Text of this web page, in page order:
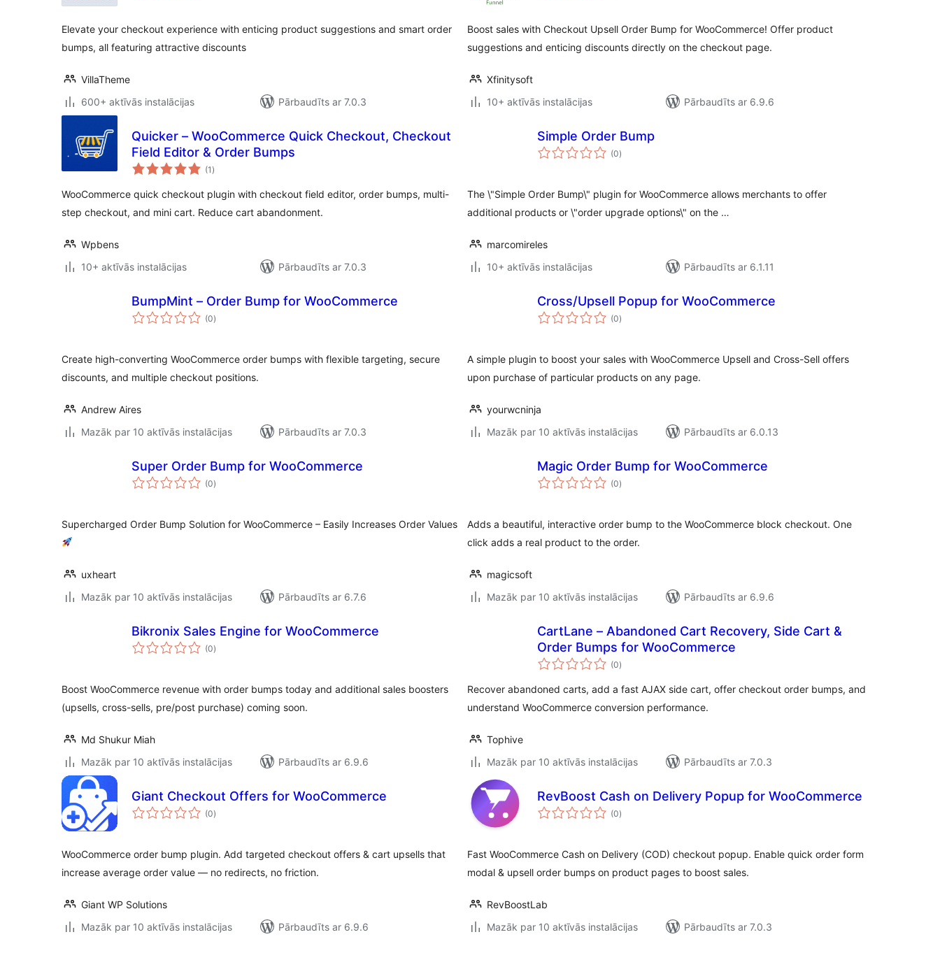
Elevate your checkout experience with enticing product suggestions and smart order
bumps, all featuring attractive discounts
VillaTheme
600+ aktīvās instalācijas
Pārbaudīts ar 7.0.3
Boost sales with Checkout Upsell Order Bump for WooCommerce! Offer product
suggestions and enticing discounts directly on the checkout page.
Xfinitysoft
10+ aktīvās instalācijas
Pārbaudīts ar 6.9.6
Quicker – WooCommerce Quick Checkout, Checkout
Field Editor & Order Bumps
(1 vērtējumu
kopsumma
)
WooCommerce quick checkout plugin with checkout field editor, order bumps, multi-
step checkout, and mini cart. Reduce cart abandonment.
Wpbens
10+ aktīvās instalācijas
Pārbaudīts ar 7.0.3
Simple Order Bump
(0vērtējumu
kopsumma
)
The \"Simple Order Bump\" plugin for WooCommerce allows merchants to offer
additional products or \"order upgrade options\" on the …
marcomireles
10+ aktīvās instalācijas
Pārbaudīts ar 6.1.11
BumpMint – Order Bump for WooCommerce
(0vērtējumu
kopsumma
)
Create high-converting WooCommerce order bumps with flexible targeting, secure
discounts, and multiple checkout positions.
Andrew Aires
Mazāk par 10 aktīvās instalācijas
Pārbaudīts ar 7.0.3
Cross/Upsell Popup for WooCommerce
(0vērtējumu
kopsumma
)
A simple plugin to boost your sales with WooCommerce Upsell and Cross-Sell offers
upon purchase of particular products on any page.
yourwcninja
Mazāk par 10 aktīvās instalācijas
Pārbaudīts ar 6.0.13
Super Order Bump for WooCommerce
(0vērtējumu
kopsumma
)
Supercharged Order Bump Solution for WooCommerce – Easily Increases Order Values
uxheart
Mazāk par 10 aktīvās instalācijas
Pārbaudīts ar 6.7.6
Magic Order Bump for WooCommerce
(0vērtējumu
kopsumma
)
Adds a beautiful, interactive order bump to the WooCommerce block checkout. One
click adds a real product to the order.
magicsoft
Mazāk par 10 aktīvās instalācijas
Pārbaudīts ar 6.9.6
Bikronix Sales Engine for WooCommerce
(0vērtējumu
kopsumma
)
Boost WooCommerce revenue with order bumps today and additional sales boosters
(upsells, cross-sells, pre/post purchase) coming soon.
Md Shukur Miah
Mazāk par 10 aktīvās instalācijas
Pārbaudīts ar 6.9.6
CartLane – Abandoned Cart Recovery, Side Cart &
Order Bumps for WooCommerce
(0vērtējumu
kopsumma
)
Recover abandoned carts, add a fast AJAX side cart, offer checkout order bumps, and
understand WooCommerce conversion performance.
Tophive
Mazāk par 10 aktīvās instalācijas
Pārbaudīts ar 7.0.3
Giant Checkout Offers for WooCommerce
(0vērtējumu
kopsumma
)
WooCommerce order bump plugin. Add targeted checkout offers & cart upsells that
increase average order value — no redirects, no friction.
Giant WP Solutions
Mazāk par 10 aktīvās instalācijas
Pārbaudīts ar 6.9.6
RevBoost Cash on Delivery Popup for WooCommerce
(0vērtējumu
kopsumma
)
Fast WooCommerce Cash on Delivery (COD) checkout popup. Enable quick order form
modal & upsell order bumps on product pages to boost sales.
RevBoostLab
Mazāk par 10 aktīvās instalācijas
Pārbaudīts ar 7.0.3